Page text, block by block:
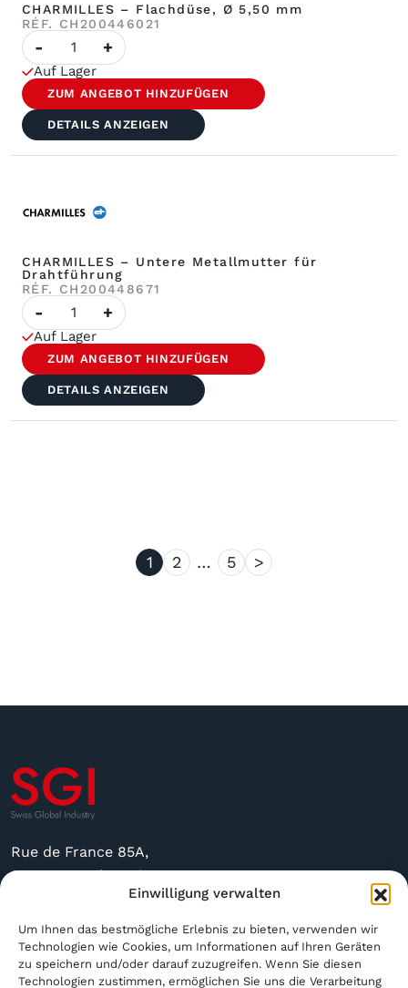
Einwilligung verwalten
Um Ihnen das bestmögliche Erlebnis zu bieten, verwenden wir
Technologien wie Cookies, um Informationen auf Ihren Geräten
zu speichern und/oder darauf zuzugreifen. Wenn Sie diesen
Technologien zustimmen, ermöglichen Sie uns die Verarbeitung
CHARMILLES – Flachdüse, Ø 5,50 mm
RÉF. CH200446021
Anzahl
CHARMILLES
–
Flachdüse,
Ø
5,50
mm
- +
Auf Lager
ZUM ANGEBOT HINZUFÜGEN
DETAILS ANZEIGEN
CHARMILLES – Untere Metallmutter für
Drahtführung
RÉF. CH200448671
Anzahl
von
CHARMILLES
–
Untere
Metallmutter
für
Drahtführung
- +
Auf Lager
ZUM ANGEBOT HINZUFÜGEN
DETAILS ANZEIGEN
1 2 … 5 >
Rue de France 85A,
2400 Le Locle, Suisse
+41 79 591 4756